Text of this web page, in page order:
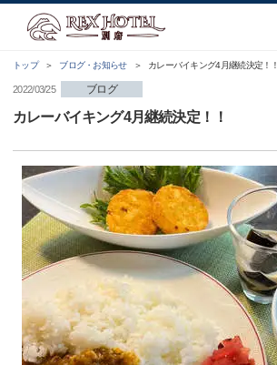
トップ ブログ・お知らせ カレーバイキング4月継続決定！！
2022/03/25 ブログ
カレーバイキング4月継続決定！！